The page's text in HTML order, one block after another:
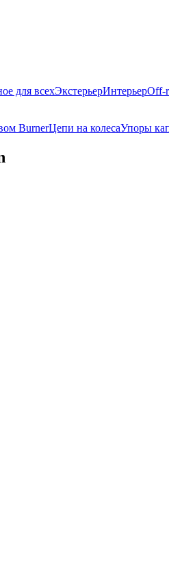
для всехЭкстерьерИнтерьерOff-
BurnerЦепи на колесаУпоры